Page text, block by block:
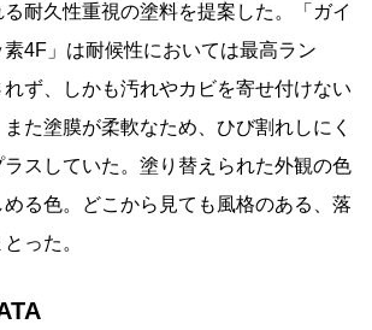
耐久性重視の塗料を提案した。「ガイ
4F」は耐候性においては最高ラン
ず、しかも汚れやカビを寄せ付けない
た塗膜が柔軟なため、ひび割れしにく
スしていた。塗り替えられた外観の色
る色。どこから見ても風格のある、落
った。